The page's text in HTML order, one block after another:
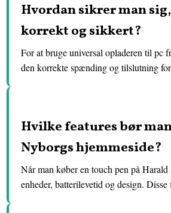
Hvordan sikrer man
korrekt og sikkert?
For at bruge universal opladeren til
den korrekte spænding og tilslutning
Hvilke features bør
Nyborgs hjemmeside?
Når man køber en touch pen på
enheder, batterilevetid og design.